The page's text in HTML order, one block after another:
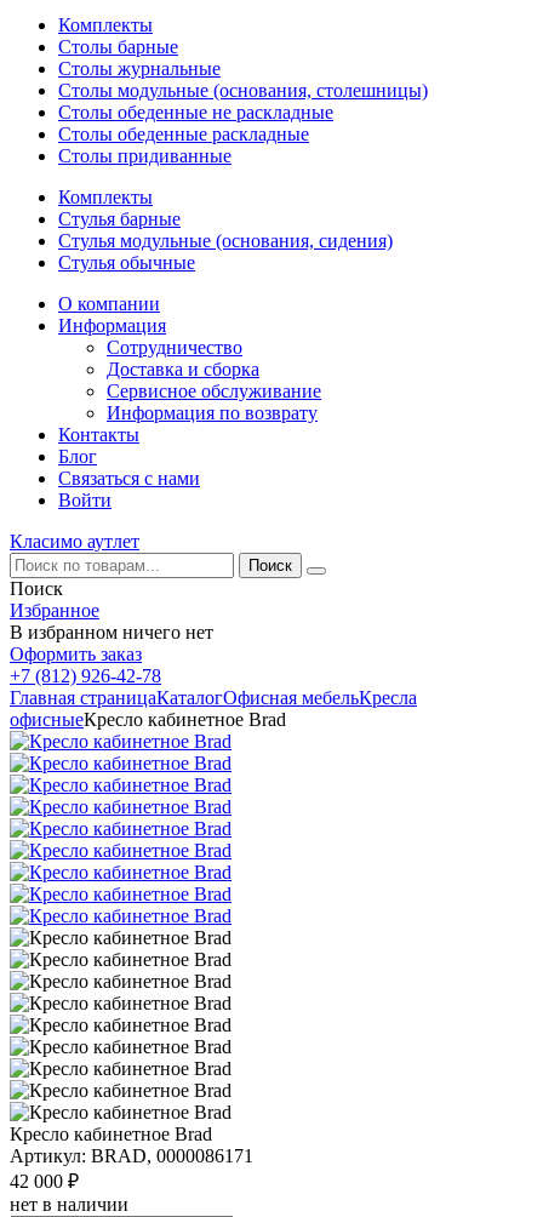
Комплекты
Столы барные
Столы журнальные
Столы модульные (основания, столешницы)
Столы обеденные не раскладные
Столы обеденные раскладные
Столы придиванные
Комплекты
Стулья барные
Стулья модульные (основания, сидения)
Стулья обычные
О компании
Информация
Сотрудничество
Доставка и сборка
Сервисное обслуживание
Информация по возврату
Контакты
Блог
Связаться с нами
Войти
Класимо аутлет
Поиск
Избранное
В избранном ничего нет
Оформить заказ
+7 (812) 926-42-78
Главная страницаКаталогОфисная мебельКресла
офисныеКресло кабинетное Brad
Кресло кабинетное Brad
Артикул: BRAD, 0000086171
42 000 ₽
нет в наличии